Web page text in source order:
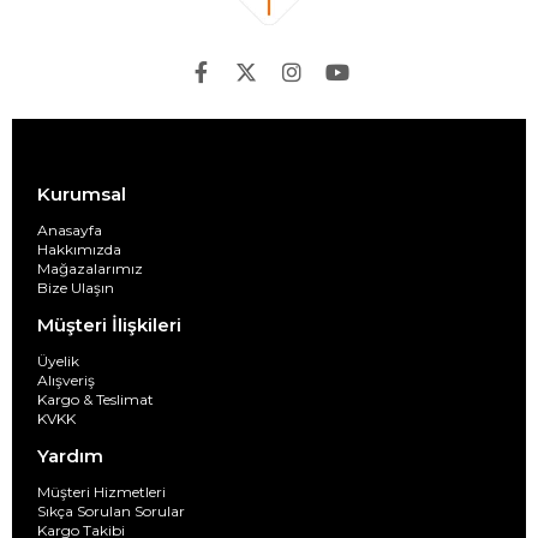
Kurumsal
Anasayfa
Hakkımızda
Mağazalarımız
Bize Ulaşın
Müşteri İlişkileri
Üyelik
Alışveriş
Kargo & Teslimat
KVKK
Yardım
Müşteri Hizmetleri
Sıkça Sorulan Sorular
Kargo Takibi